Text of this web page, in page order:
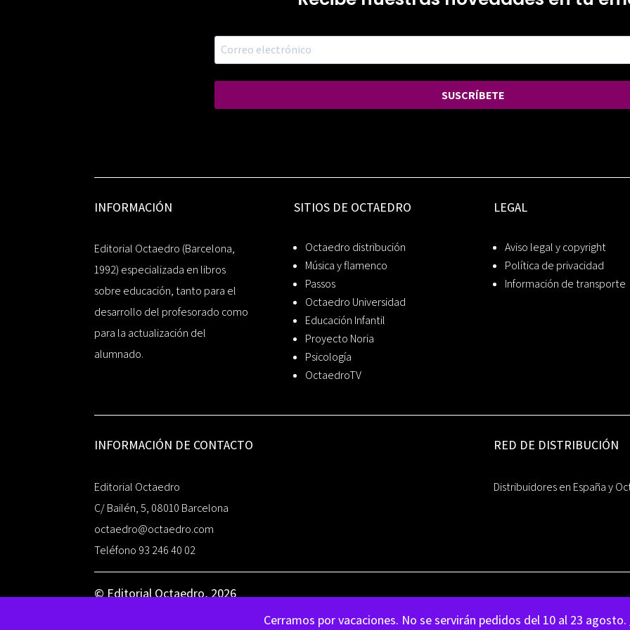
Cerramos por vacaciones. No se servirán pedidos del 10 al 23 agosto.
SUSCRÍBETE
INFORMACIÓN
Editorial Octaedro (Barcelona,
1992) especializada en libros
sobre educación, tanto para el
desarrollo del profesorado como
para la actualización del
alumnado.
SITIOS DE OCTAEDRO
Octaedro distribución
Música y flamenco
Passos
Octaedro Universidad
Educación Infantil
Proyecto Noria
Psicología
OctaedroTV
LEGAL
Aviso legal y copyright
Política de privacidad
Información de transporte
INFORMACIÓN DE CONTACTO
Editorial Octaedro
C/ Bailén, 5, 08010 Barcelona
octaedro@octaedro.com
Teléfono 93 246 40 02
RED DE DISTRIBUCIÓN
Distribuidores en España y
© Editorial Octaedro, 2026